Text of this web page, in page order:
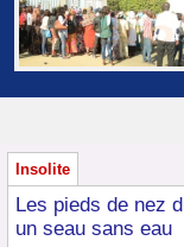
Insolite
Les pieds de nez
un seau sans eau